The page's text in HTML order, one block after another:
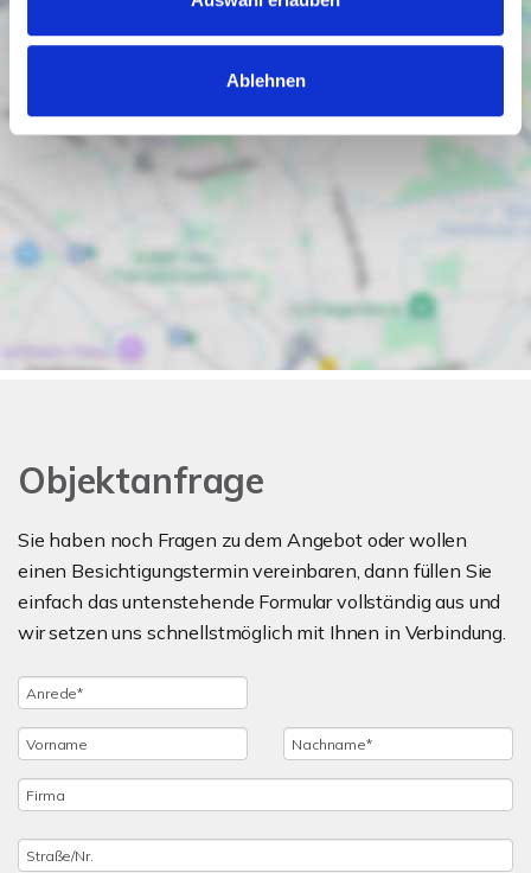
Ablehnen
Objektanfrage
Sie haben noch Fragen zu dem Angebot oder wollen
einen Besichtigungstermin vereinbaren, dann füllen Sie
einfach das untenstehende Formular vollständig aus und
wir setzen uns schnellstmöglich mit Ihnen in Verbindung.